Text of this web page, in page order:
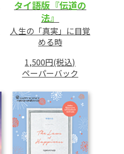
タイ語版『伝道の
法』
人生の「真実」に目覚
める時
1,500円(税込)
ペーパーバック